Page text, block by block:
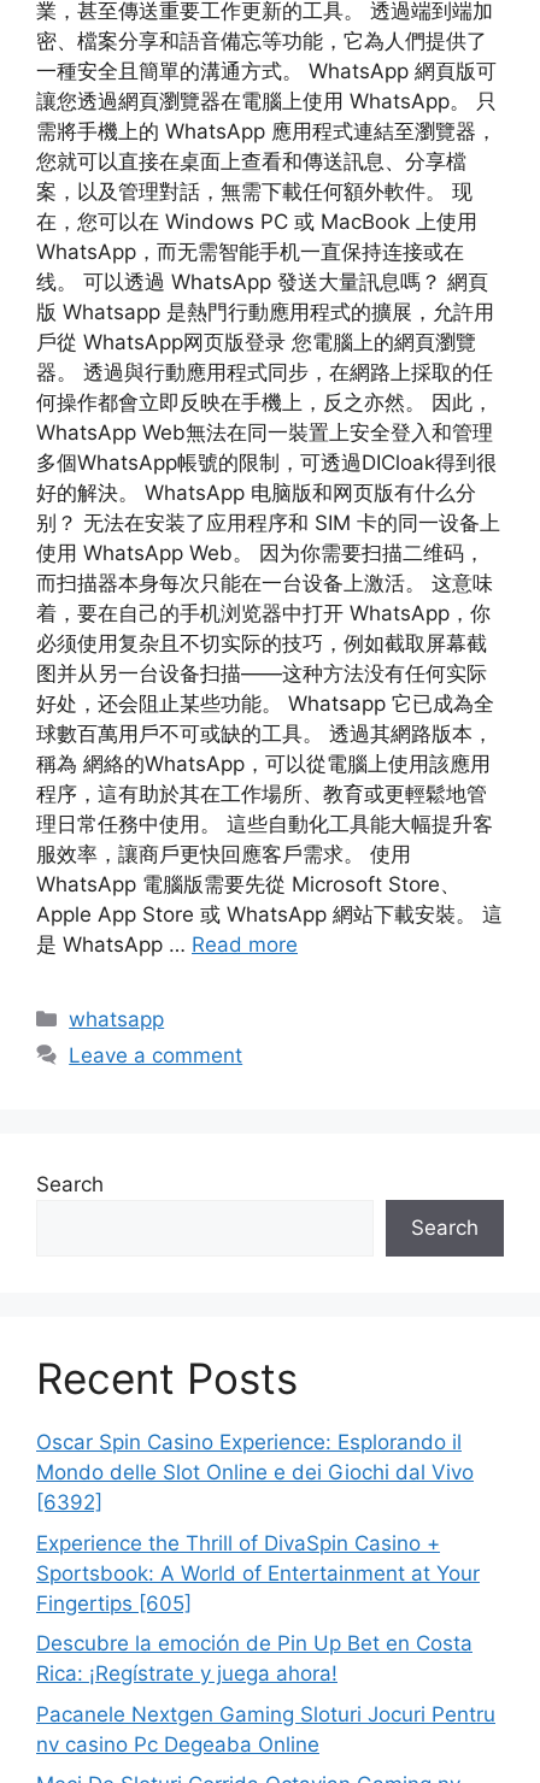
業，甚至傳送重要工作更新的工具。 透過端到端加
密、檔案分享和語音備忘等功能，它為人們提供了
一種安全且簡單的溝通方式。 WhatsApp 網頁版可
讓您透過網頁瀏覽器在電腦上使用 WhatsApp。 只
需將手機上的 WhatsApp 應用程式連結至瀏覽器，
您就可以直接在桌面上查看和傳送訊息、分享檔
案，以及管理對話，無需下載任何額外軟件。 现
在，您可以在 Windows PC 或 MacBook 上使用
WhatsApp，而无需智能手机一直保持连接或在
线。 可以透過 WhatsApp 發送大量訊息嗎？ 網頁
版 Whatsapp 是熱門行動應用程式的擴展，允許用
戶從 WhatsApp网页版登录 您電腦上的網頁瀏覽
器。 透過與行動應用程式同步，在網路上採取的任
何操作都會立即反映在手機上，反之亦然。 因此，
WhatsApp Web無法在同一裝置上安全登入和管理
多個WhatsApp帳號的限制，可透過DICloak得到很
好的解決。 WhatsApp 电脑版和网页版有什么分
别？ 无法在安装了应用程序和 SIM 卡的同一设备上
使用 WhatsApp Web。 因为你需要扫描二维码，
而扫描器本身每次只能在一台设备上激活。 这意味
着，要在自己的手机浏览器中打开 WhatsApp，你
必须使用复杂且不切实际的技巧，例如截取屏幕截
图并从另一台设备扫描——这种方法没有任何实际
好处，还会阻止某些功能。 Whatsapp 它已成為全
球數百萬用戶不可或缺的工具。 透過其網路版本，
稱為 網絡的WhatsApp，可以從電腦上使用該應用
程序，這有助於其在工作場所、教育或更輕鬆地管
理日常任務​​中使用。 這些自動化工具能大幅提升客
服效率，讓商戶更快回應客戶需求。 使用
WhatsApp 電腦版需要先從 Microsoft Store、
Apple App Store 或 WhatsApp 網站下載安裝。 這
是 WhatsApp … Read more
whatsapp
Leave a comment
Search
Search
Recent Posts
Oscar Spin Casino Experience: Esplorando il
Mondo delle Slot Online e dei Giochi dal Vivo
[6392]
Experience the Thrill of DivaSpin Casino +
Sportsbook: A World of Entertainment at Your
Fingertips [605]
Descubre la emoción de Pin Up Bet en Costa
Rica: ¡Regístrate y juega ahora!
Pacanele Nextgen Gaming Sloturi Jocuri Pentru
nv casino Pc Degeaba Online